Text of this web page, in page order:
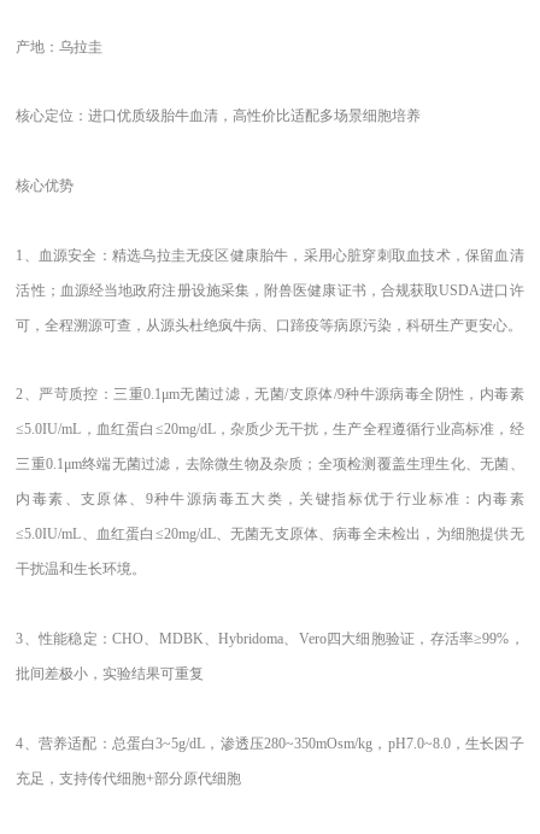
产地：乌拉圭
核心定位：进口优质级胎牛血清，高性价比适配多场景细胞培养
核心优势
1、 血源安全：精选乌拉圭无疫区健康胎牛，采用心脏穿刺取血技术，保留血清
活性；血源经当地政府注册设施采集，附兽医健康证书，合规获取USDA进口许
可，全程溯源可查，从源头杜绝疯牛病、口蹄疫等病原污染，科研生产更安心。
2、 严苛质控：三重0.1μm无菌过滤，无菌/支原体/9种牛源病毒全阴性，内毒素
≤5.0IU/mL，血红蛋白≤20mg/dL，杂质少无干扰 ，生产全程遵循行业高标准，经
三重0.1μm终端无菌过滤，去除微生物及杂质；全项检测覆盖生理生化、无菌、
内毒素、支原体、9种牛源病毒五大类，关键指标优于行业标准：内毒素
≤5.0IU/mL、血红蛋白≤20mg/dL、无菌无支原体、病毒全未检出，为细胞提供无
干扰温和生长环境。
3、 性能稳定：CHO、MDBK、Hybridoma、Vero四大细胞验证，存活率≥99%，
批间差极小，实验结果可重复
4、 营养适配：总蛋白3~5g/dL，渗透压280~350mOsm/kg，pH7.0~8.0，生长因子
充足，支持传代细胞+部分原代细胞